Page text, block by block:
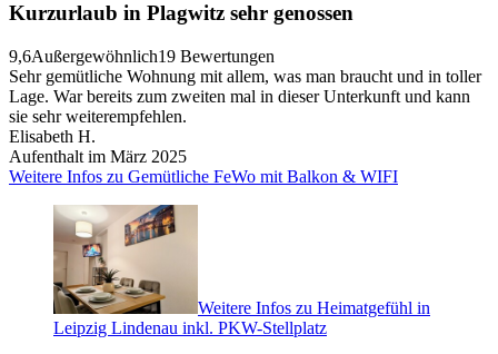
Kurzurlaub in Plagwitz sehr genossen
9,6Außergewöhnlich19 Bewertungen
Sehr gemütliche Wohnung mit allem, was man braucht und in toller
Lage. War bereits zum zweiten mal in dieser Unterkunft und kann
sie sehr weiterempfehlen.
Elisabeth H.
Aufenthalt im März 2025
Weitere Infos zu Gemütliche FeWo mit Balkon & WIFI
Weitere Infos zu Heimatgefühl in
Leipzig Lindenau inkl. PKW-Stellplatz